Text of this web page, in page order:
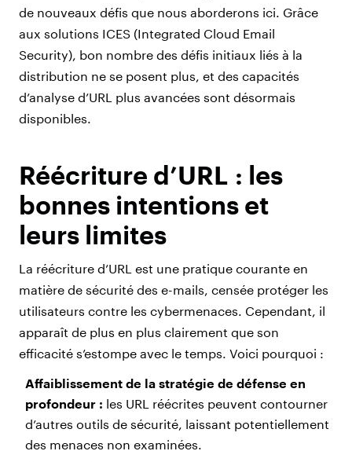
de nouveaux défis que nous aborderons ici. Grâce
aux solutions ICES (Integrated Cloud Email
Security), bon nombre des défis initiaux liés à la
distribution ne se posent plus, et des capacités
d’analyse d’URL plus avancées sont désormais
disponibles.
Réécriture d’URL : les
bonnes intentions et
leurs limites
La réécriture d’URL est une pratique courante en
matière de sécurité des e-mails, censée protéger les
utilisateurs contre les cybermenaces. Cependant, il
apparaît de plus en plus clairement que son
efficacité s’estompe avec le temps. Voici pourquoi :
Affaiblissement de la stratégie de défense en
profondeur : les URL réécrites peuvent contourner
d’autres outils de sécurité, laissant potentiellement
des menaces non examinées.